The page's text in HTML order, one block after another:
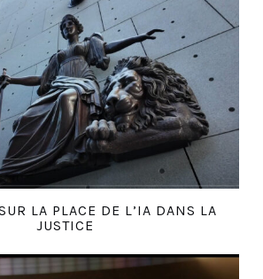
LA PLACE DE L’IA DANS LA
JUSTICE